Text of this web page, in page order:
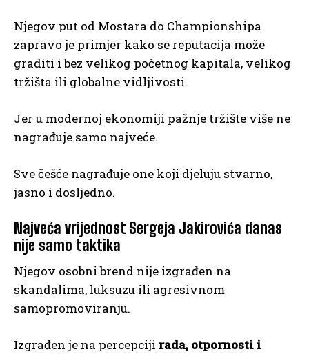
Njegov put od Mostara do Championshipa
zapravo je primjer kako se reputacija može
graditi i bez velikog početnog kapitala, velikog
tržišta ili globalne vidljivosti.
Jer u modernoj ekonomiji pažnje tržište više ne
nagrađuje samo najveće.
Sve češće nagrađuje one koji djeluju stvarno,
jasno i dosljedno.
Najveća vrijednost Sergeja Jakirovića danas
nije samo taktika
Njegov osobni brend nije izgrađen na
skandalima, luksuzu ili agresivnom
samopromoviranju.
Izgrađen je na percepciji rada, otpornosti i